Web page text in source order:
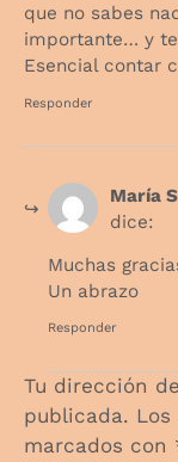
que no sabes
importante… y
Esencial contar
Responder
María
dice:
Muchas
Un abrazo
Responder
Tu dirección
publicada.
marcados con